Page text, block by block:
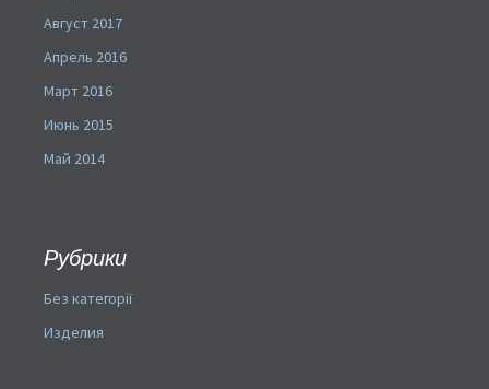
Август 2017
Апрель 2016
Март 2016
Июнь 2015
Май 2014
Рубрики
Без категорії
Изделия